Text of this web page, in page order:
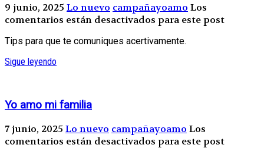
9 junio, 2025 Lo nuevo campañayoamo Los
comentarios están desactivados para este post
Tips para que te comuniques acertivamente.
Sigue leyendo
Yo amo mi familia
7 junio, 2025 Lo nuevo campañayoamo Los
comentarios están desactivados para este post